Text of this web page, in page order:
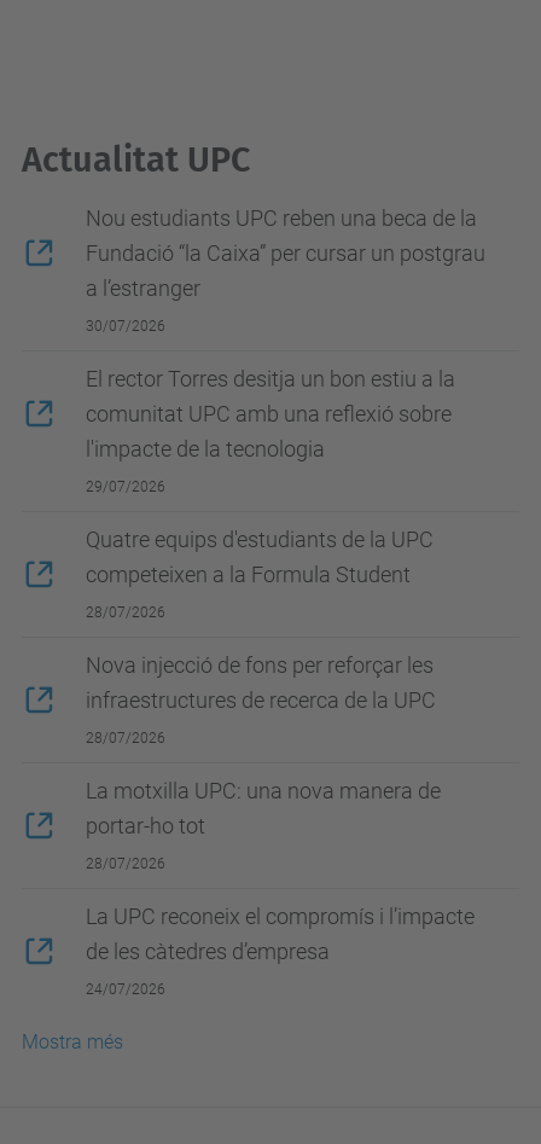
Actualitat UPC
Nou estudiants UPC reben una beca de la
Fundació “la Caixa” per cursar un postgrau
a l’estranger
30/07/2026
El rector Torres desitja un bon estiu a la
comunitat UPC amb una reflexió sobre
l'impacte de la tecnologia
29/07/2026
Quatre equips d'estudiants de la UPC
competeixen a la Formula Student
28/07/2026
Nova injecció de fons per reforçar les
infraestructures de recerca de la UPC
28/07/2026
La motxilla UPC: una nova manera de
portar-ho tot
28/07/2026
La UPC reconeix el compromís i l’impacte
de les càtedres d’empresa
24/07/2026
Mostra més